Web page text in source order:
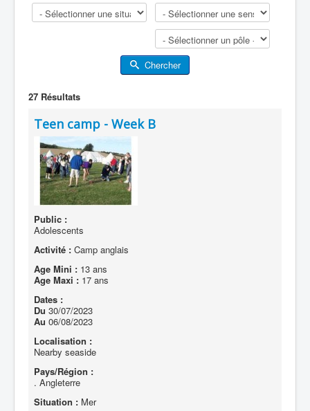
Chercher
27 Résultats
Teen camp - Week B
Public :
Adolescents
Activité : Camp anglais
Age Mini : 13 ans
Age Maxi : 17 ans
Dates :
Du 30/07/2023
Au 06/08/2023
Localisation :
Nearby seaside
Pays/Région :
. Angleterre
Situation : Mer